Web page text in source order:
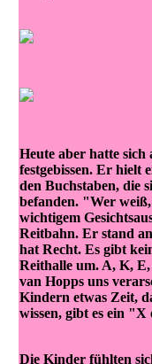
Heute aber hatte
festgebissen. Er hielt
den Buchstaben, die
befanden. "Wer
wichtigem
Reitbahn. Er stand
hat Recht. Es gibt
Reithalle um. A, K,
van Hopps uns
Kindern etwas Zeit,
wissen, gibt es ein "X
Die Kinder fühlten